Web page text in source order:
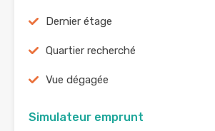
Dernier étage
Quartier recherché
Vue dégagée
Simulateur emprunt